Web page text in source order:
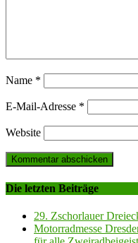
Name *
E-Mail-Adresse *
Website
Die letzten Beiträge
29. Zschorlauer
Motorradmesse